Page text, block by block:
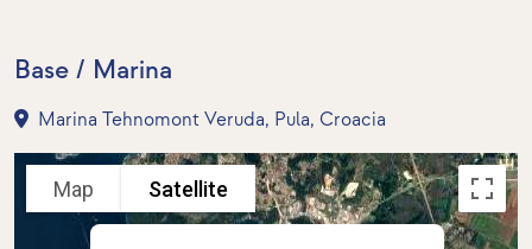
Base / Marina
Marina Tehnomont Veruda, Pula, Croacia
Map Satellite